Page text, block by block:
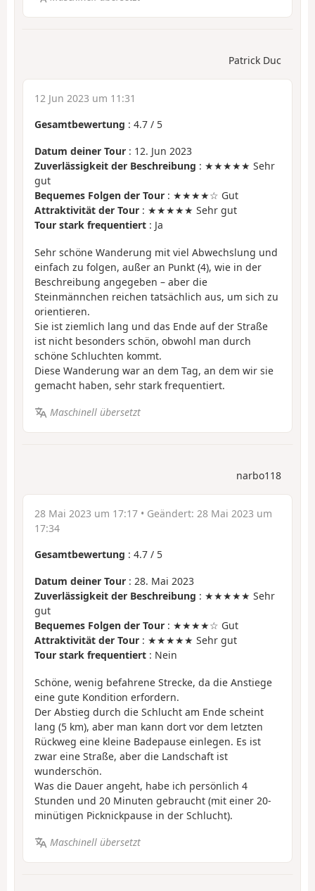
Patrick Duc
12 Jun 2023 um 11:31
Gesamtbewertung : 4.7 / 5
Datum deiner Tour : 12. Jun 2023
Zuverlässigkeit der Beschreibung : ★★★★★ Sehr
gut
Bequemes Folgen der Tour : ★★★★☆ Gut
Attraktivität der Tour : ★★★★★ Sehr gut
Tour stark frequentiert : Ja
Sehr schöne Wanderung mit viel Abwechslung und
einfach zu folgen, außer an Punkt (4), wie in der
Beschreibung angegeben – aber die
Steinmännchen reichen tatsächlich aus, um sich zu
orientieren.
Sie ist ziemlich lang und das Ende auf der Straße
ist nicht besonders schön, obwohl man durch
schöne Schluchten kommt.
Diese Wanderung war an dem Tag, an dem wir sie
gemacht haben, sehr stark frequentiert.
Maschinell übersetzt
narbo118
28 Mai 2023 um 17:17 • Geändert: 28 Mai 2023 um
17:34
Gesamtbewertung : 4.7 / 5
Datum deiner Tour : 28. Mai 2023
Zuverlässigkeit der Beschreibung : ★★★★★ Sehr
gut
Bequemes Folgen der Tour : ★★★★☆ Gut
Attraktivität der Tour : ★★★★★ Sehr gut
Tour stark frequentiert : Nein
Schöne, wenig befahrene Strecke, da die Anstiege
eine gute Kondition erfordern.
Der Abstieg durch die Schlucht am Ende scheint
lang (5 km), aber man kann dort vor dem letzten
Rückweg eine kleine Badepause einlegen. Es ist
zwar eine Straße, aber die Landschaft ist
wunderschön.
Was die Dauer angeht, habe ich persönlich 4
Stunden und 20 Minuten gebraucht (mit einer 20-
minütigen Picknickpause in der Schlucht).
Maschinell übersetzt